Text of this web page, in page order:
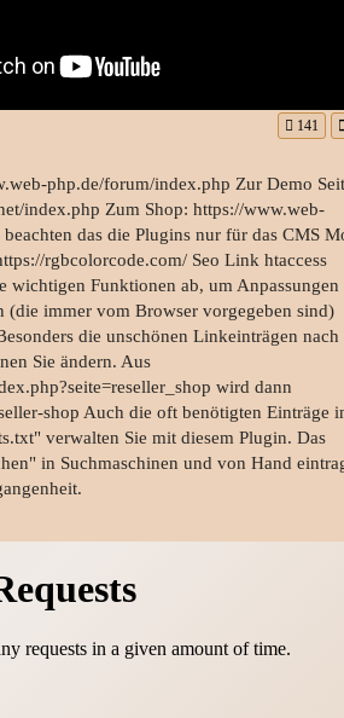
141
php.de/forum/index.php Zur Demo
index.php Zum Shop: https://www.web-
das die Plugins nur für das CMS
rgbcolorcode.com/ Seo Link htaccess
wichtigen Funktionen ab, um Anpassungen
(die immer vom Browser vorgegeben sind)
die unschönen Linkeinträgen nach
Sie ändern. Aus
wird dann
shop Auch die oft benötigten Einträge
verwalten Sie mit diesem Plugin. Das
in Suchmaschinen und von Hand